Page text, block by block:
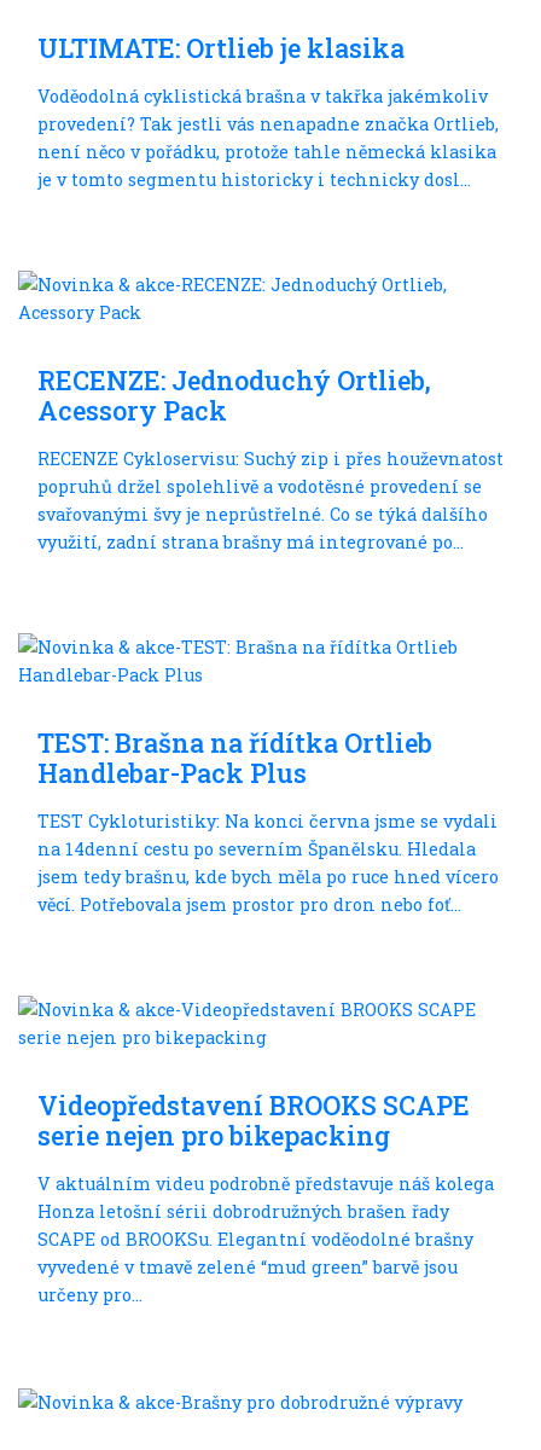
ULTIMATE: Ortlieb je klasika
Voděodolná cyklistická brašna v takřka jakémkoliv
provedení? Tak jestli vás nenapadne značka Ortlieb,
není něco v pořádku, protože tahle německá klasika
je v tomto segmentu historicky i technicky dosl...
RECENZE: Jednoduchý Ortlieb,
Acessory Pack
RECENZE Cykloservisu: Suchý zip i přes houževnatost
popruhů držel spolehlivě a vodotěsné provedení se
svařovanými švy je neprůstřelné. Co se týká dalšího
využití, zadní strana brašny má integrované po...
TEST: Brašna na řídítka Ortlieb
Handlebar-Pack Plus
TEST Cykloturistiky: Na konci června jsme se vydali
na 14denní cestu po severním Španělsku. Hledala
jsem tedy brašnu, kde bych měla po ruce hned vícero
věcí. Potřebovala jsem prostor pro dron nebo foť...
Videopředstavení BROOKS SCAPE
serie nejen pro bikepacking
V aktuálním videu podrobně představuje náš kolega
Honza letošní sérii dobrodružných brašen řady
SCAPE od BROOKSu. Elegantní voděodolné brašny
vyvedené v tmavě zelené “mud green” barvě jsou
určeny pro...